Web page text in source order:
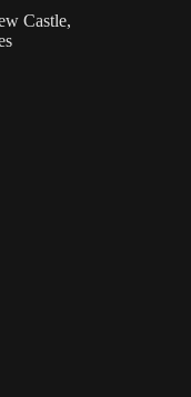
Castle,